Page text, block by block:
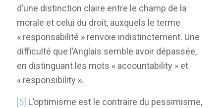
d’une distinction claire entre le champ de la
morale et celui du droit, auxquels le terme
« responsabilité » renvoie indistinctement. Une
difficulté que l’Anglais semble avoir dépassée,
en distinguant les mots « accountability » et
« responsibility ».
[5] L’optimisme est le contraire du pessimisme,